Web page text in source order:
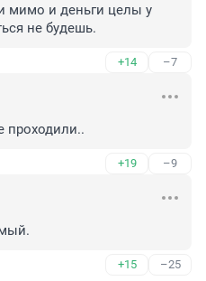
мимо и деньги целы у
не будешь.
+14 –7
проходили..
+19 –9
+15 –25